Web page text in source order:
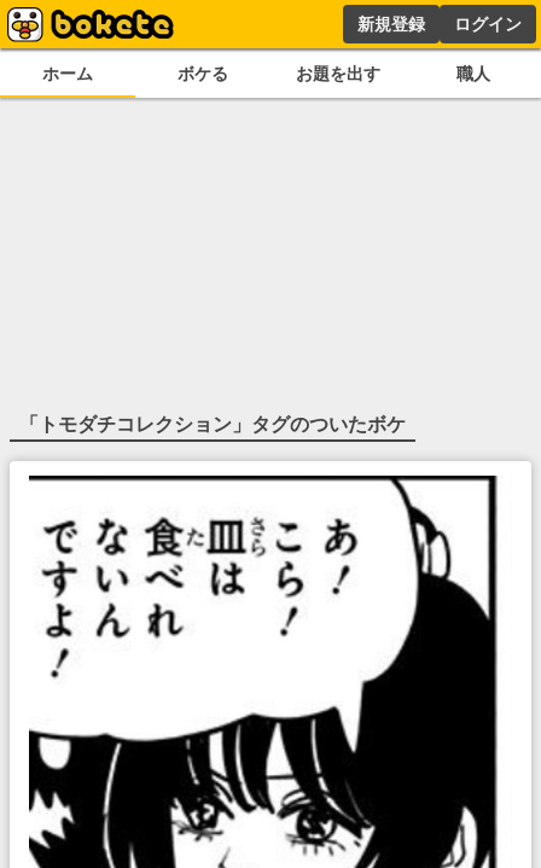
新規登録 ログイン
ホーム ボケる お題を出す 職人
「 トモダチコレクション 」タグのついたボケ